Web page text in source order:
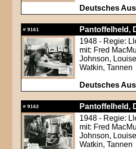
Deutsches
# 9161
Pantoffelheld,
1948 - Regie:
mit: Fred
Johnson,
Watkin, Tannen
Deutsches
# 9162
Pantoffelheld,
1948 - Regie:
mit: Fred
Johnson,
Watkin, Tannen